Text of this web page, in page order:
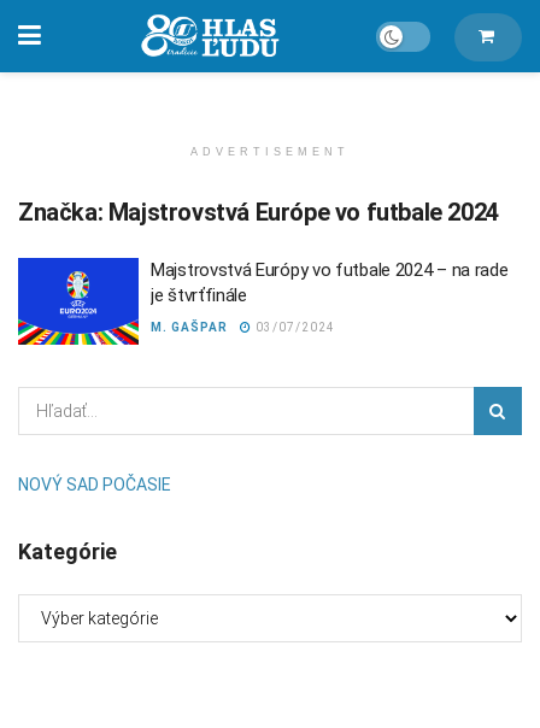
ADVERTISEMENT
Značka: Majstrovstvá Európe vo futbale 2024
Majstrovstvá Európy vo futbale 2024 – na rade
je štvrťfinále
M. GAŠPAR 03/07/2024
NOVÝ SAD POČASIE
Kategórie